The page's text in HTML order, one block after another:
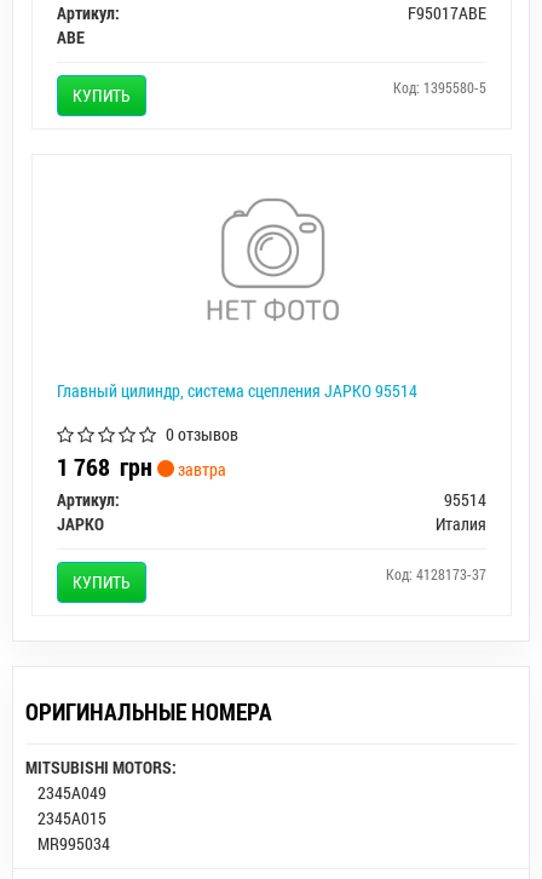
Артикул:
F95017ABE
ABE
КУПИТЬ Код: 1395580-5
Главный цилиндр, система сцепления JAPKO 95514
0 отзывов
1 768 грн
завтра
Артикул:
95514
JAPKO
Италия
КУПИТЬ Код: 4128173-37
ОРИГИНАЛЬНЫЕ НОМЕРА
MITSUBISHI MOTORS:
2345A049
2345A015
MR995034